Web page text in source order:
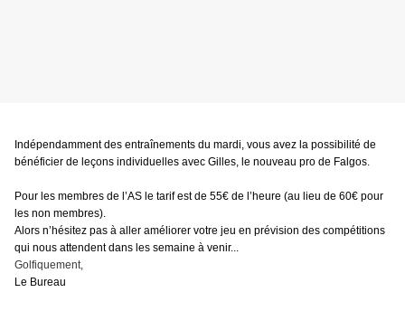
Indépendamment des entraînements du mardi, vous avez la possibilité de
bénéficier de leçons individuelles avec Gilles, le nouveau pro de Falgos.
Pour les membres de l’AS le tarif est de 55€ de l’heure (au lieu de 60€ pour
les non membres).
Alors n’hésitez pas à aller améliorer votre jeu en prévision des compétitions
qui nous attendent dans les semaine à venir...
Golfiquement,
Le Bureau